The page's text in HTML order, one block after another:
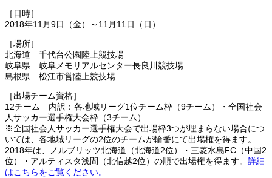
［日時］
2018年11月9日（金）～11月11日（日）
［場所］
北海道 千代台公園陸上競技場
岐阜県 岐阜メモリアルセンター長良川競技場
島根県 松江市営陸上競技場
［出場チーム資格］
12チーム 内訳：各地域リーグ1位チーム枠（9チーム）・全国社会
人サッカー選手権大会枠（3チーム）
※全国社会人サッカー選手権大会で出場枠3つが埋まらない場合につ
いては、各地域リーグの2位のチームが輪番にて出場権を得ます。
2018年は、ノルブリッツ北海道（北海道2位）・三菱水島FC（中国2
位）・アルティスタ浅間（北信越2位）の順で出場権を得ます。 詳細
はこちらをご覧ください。